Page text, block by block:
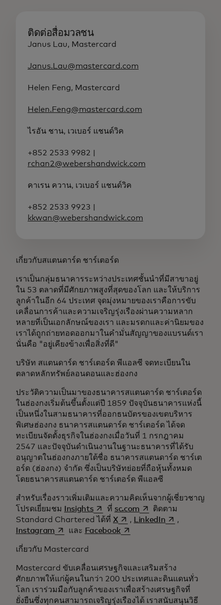
ติดต่อสื่อมวลชน
Janus Lau, Mastercard
Janus.Lau@mastercard.com
Helen Feng, Mastercard
Helen.Feng@mastercard.com
ไรอัน ชาน, เวเบอร์ แชนด์วิค
+852 2533 9982 |
rchan2@webershandwick.com
คาเรน ควาน, เวเบอร์ แชนด์วิค
+852 2533 9923 |
kkwan@webershandwick.com
เกี่ยวกับสแตนดาร์ด ชาร์เตอร์ด
เราเป็นกลุ่มธนาคารระหว่างประเทศชั้นนำที่มีสาขาอยู่
ใน 53 ตลาดที่มีศักยภาพสูงที่สุดของโลก และให้บริการ
ลูกค้าในอีก 64 ประเทศ จุดมุ่งหมายของเราคือการขับ
เคลื่อนการค้าและความเจริญรุ่งเรืองผ่านความหลาก
หลายที่เป็นเอกลักษณ์ของเรา และมรดกและค่านิยมของ
เราได้ถูกถ่ายทอดออกมาในคำมั่นสัญญาของแบรนด์เรา
นั่นคือ "อยู่เคียงข้างเพื่อสิ่งที่ดี"
บริษัท สแตนดาร์ด ชาร์เตอร์ด พีแอลซี จดทะเบียนใน
ตลาดหลักทรัพย์ลอนดอนและฮ่องกง
ประวัติความเป็นมาของธนาคารสแตนดาร์ด ชาร์เตอร์ด
ในฮ่องกงเริ่มต้นขึ้นตั้งแต่ปี 1859 ปัจจุบันธนาคารแห่งนี้
เป็นหนึ่งในสามธนาคารที่ออกธนบัตรของเขตบริหาร
พิเศษฮ่องกง ธนาคารสแตนดาร์ด ชาร์เตอร์ด ได้จด
ทะเบียนจัดตั้งธุรกิจในฮ่องกงเมื่อวันที่ 1 กรกฎาคม
2547 และปัจจุบันดำเนินงานในฐานะธนาคารที่ได้รับ
อนุญาตในฮ่องกงภายใต้ชื่อ ธนาคารสแตนดาร์ด ชาร์เต
อร์ด (ฮ่องกง) จำกัด ซึ่งเป็นบริษัทย่อยที่ถือหุ้นทั้งหมด
โดยธนาคารสแตนดาร์ด ชาร์เตอร์ด พีแอลซี
สำหรับเรื่องราวเพิ่มเติมและความคิดเห็นจากผู้เชี่ยวชาญ
โปรดเยี่ยมชม
Insightsopens in a new tab
ที่ sc.comopens in a new tab
ติดตาม
Standard Chartered ได้ที่ Xopens in a new tab
, LinkedInopens in a
,
Instagram opens in a new tab
และ Facebookopens in a new tab
เกี่ยวกับ Mastercard
Mastercard ขับเคลื่อนเศรษฐกิจและเสริมสร้าง
ศักยภาพให้แก่ผู้คนในกว่า 200 ประเทศและดินแดนทั่ว
โลก เราร่วมมือกับลูกค้าของเราเพื่อสร้างเศรษฐกิจที่
ยั่งยืนซึ่งทุกคนสามารถเจริญรุ่งเรืองได้ เราสนับสนุนวิธี